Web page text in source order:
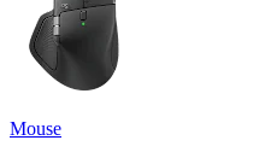
Mouse